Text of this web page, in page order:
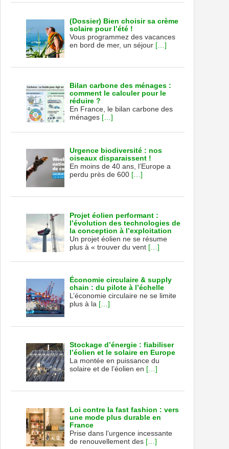
(Dossier) Bien choisir sa crème
solaire pour l’été !
Vous programmez des vacances
en bord de mer, un séjour […]
Bilan carbone des ménages :
comment le calculer pour le
réduire ?
En France, le bilan carbone des
ménages […]
Urgence biodiversité : nos
oiseaux disparaissent !
En moins de 40 ans, l’Europe a
perdu près de 600 […]
Projet éolien performant :
l’évolution des technologies de
la conception à l’exploitation
Un projet éolien ne se résume
plus à « trouver du vent […]
Économie circulaire & supply
chain : du pilote à l’échelle
L’économie circulaire ne se limite
plus à la […]
Stockage d’énergie : fiabiliser
l’éolien et le solaire en Europe
La montée en puissance du
solaire et de l’éolien en […]
Loi contre la fast fashion : vers
une mode plus durable en
France
Prise dans l’urgence incessante
de renouvellement des […]